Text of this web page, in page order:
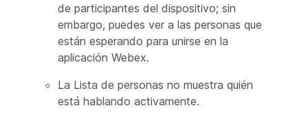
de participantes del dispositivo; sin
embargo, puedes ver a las personas que
están esperando para unirse en la
aplicación Webex.
La Lista de personas no muestra quién
está hablando activamente.